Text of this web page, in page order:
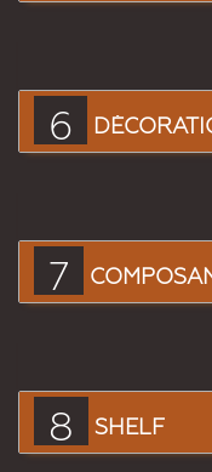
6
7
8 SHELF